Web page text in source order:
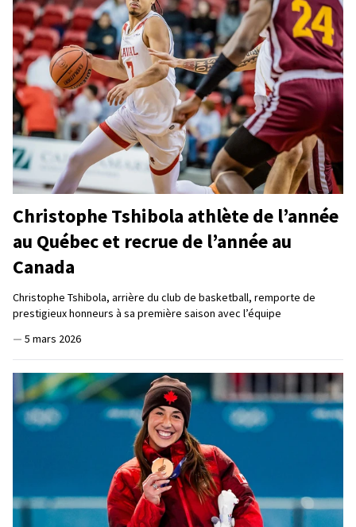
Christophe Tshibola athlète de l’année
au Québec et recrue de l’année au
Canada
Christophe Tshibola, arrière du club de basketball, remporte de
prestigieux honneurs à sa première saison avec l’équipe
— 5 mars 2026